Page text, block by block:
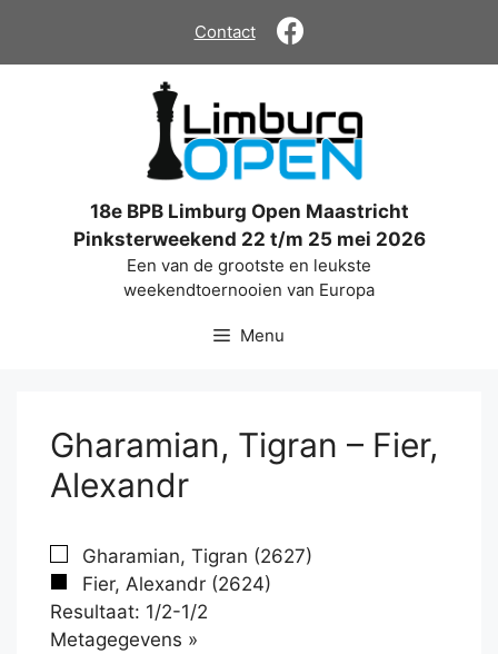
de
Contact
18e BPB Limburg Open Maastricht
Pinksterweekend 22 t/m 25 mei 2026
Een van de grootste en leukste
weekendtoernooien van Europa
Menu
Gharamian, Tigran – Fier,
Alexandr
Gharamian, Tigran (2627)
Fier, Alexandr (2624)
Resultaat: 1/2-1/2
Metagegevens »